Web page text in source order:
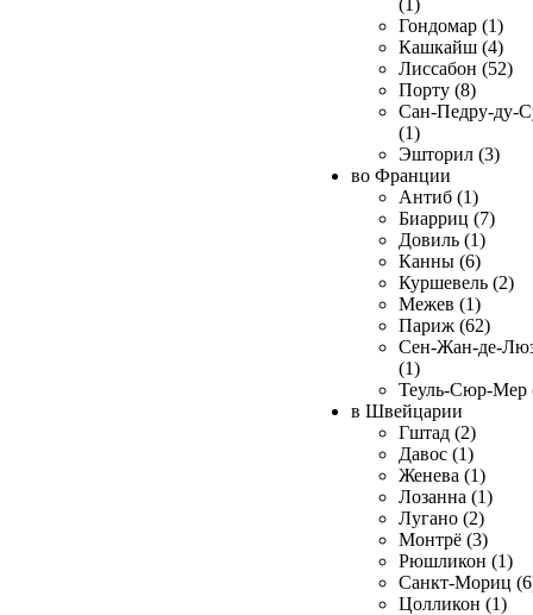
(1)
Гондомар (1)
Кашкайш (4)
Лиссабон (52)
Порту (8)
Сан-Педру-ду-
(1)
Эшторил (3)
во Франции
Антиб (1)
Биарриц (7)
Довиль (1)
Канны (6)
Куршевель (2)
Межев (1)
Париж (62)
Сен-Жан-де-
(1)
Теуль-Сюр-Мер
в Швейцарии
Гштад (2)
Давос (1)
Женева (1)
Лозанна (1)
Лугано (2)
Монтрё (3)
Рюшликон (1)
Санкт-Мориц
Цолликон (1)